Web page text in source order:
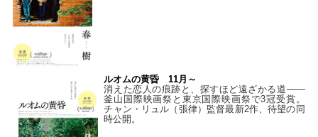
ルオムの黄昏 11月～
消えた恋人の痕跡と、探すほど遠ざかる道——
釜山国際映画祭と東京国際映画祭で3冠受賞。
チャン・リュル（張律）監督最新2作、待望の同
時公開。